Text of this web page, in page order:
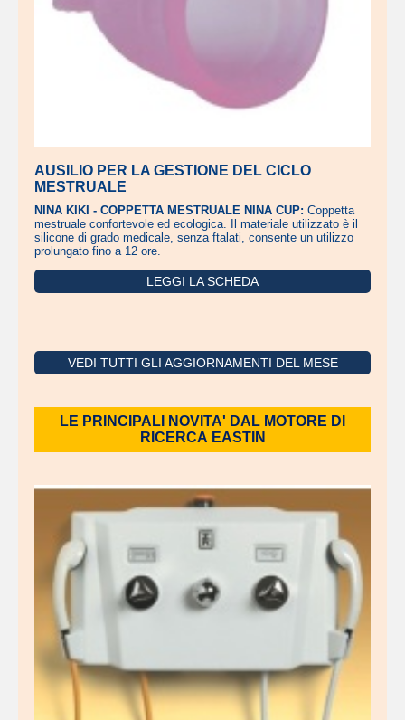
AUSILIO PER LA GESTIONE DEL CICLO
MESTRUALE
NINA KIKI - COPPETTA MESTRUALE NINA CUP: Coppetta
mestruale confortevole ed ecologica. Il materiale utilizzato è il
silicone di grado medicale, senza ftalati, consente un utilizzo
prolungato fino a 12 ore.
LEGGI LA SCHEDA
VEDI TUTTI GLI AGGIORNAMENTI DEL MESE
LE PRINCIPALI NOVITA' DAL MOTORE DI
RICERCA EASTIN